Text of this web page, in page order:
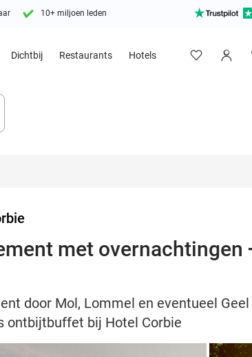
10+ miljoen leden
Dichtbij Restaurants Hotels
met
door Mol, Lommel en eventueel
ontbijtbuffet bij Hotel Corbie